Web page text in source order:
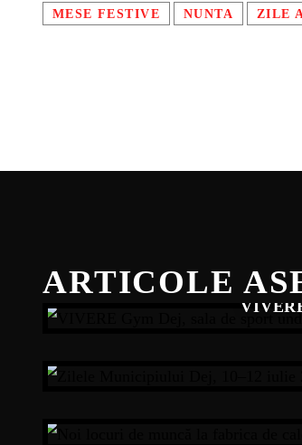
MESE FESTIVE
NUNTA ZILE
ARTICOLE